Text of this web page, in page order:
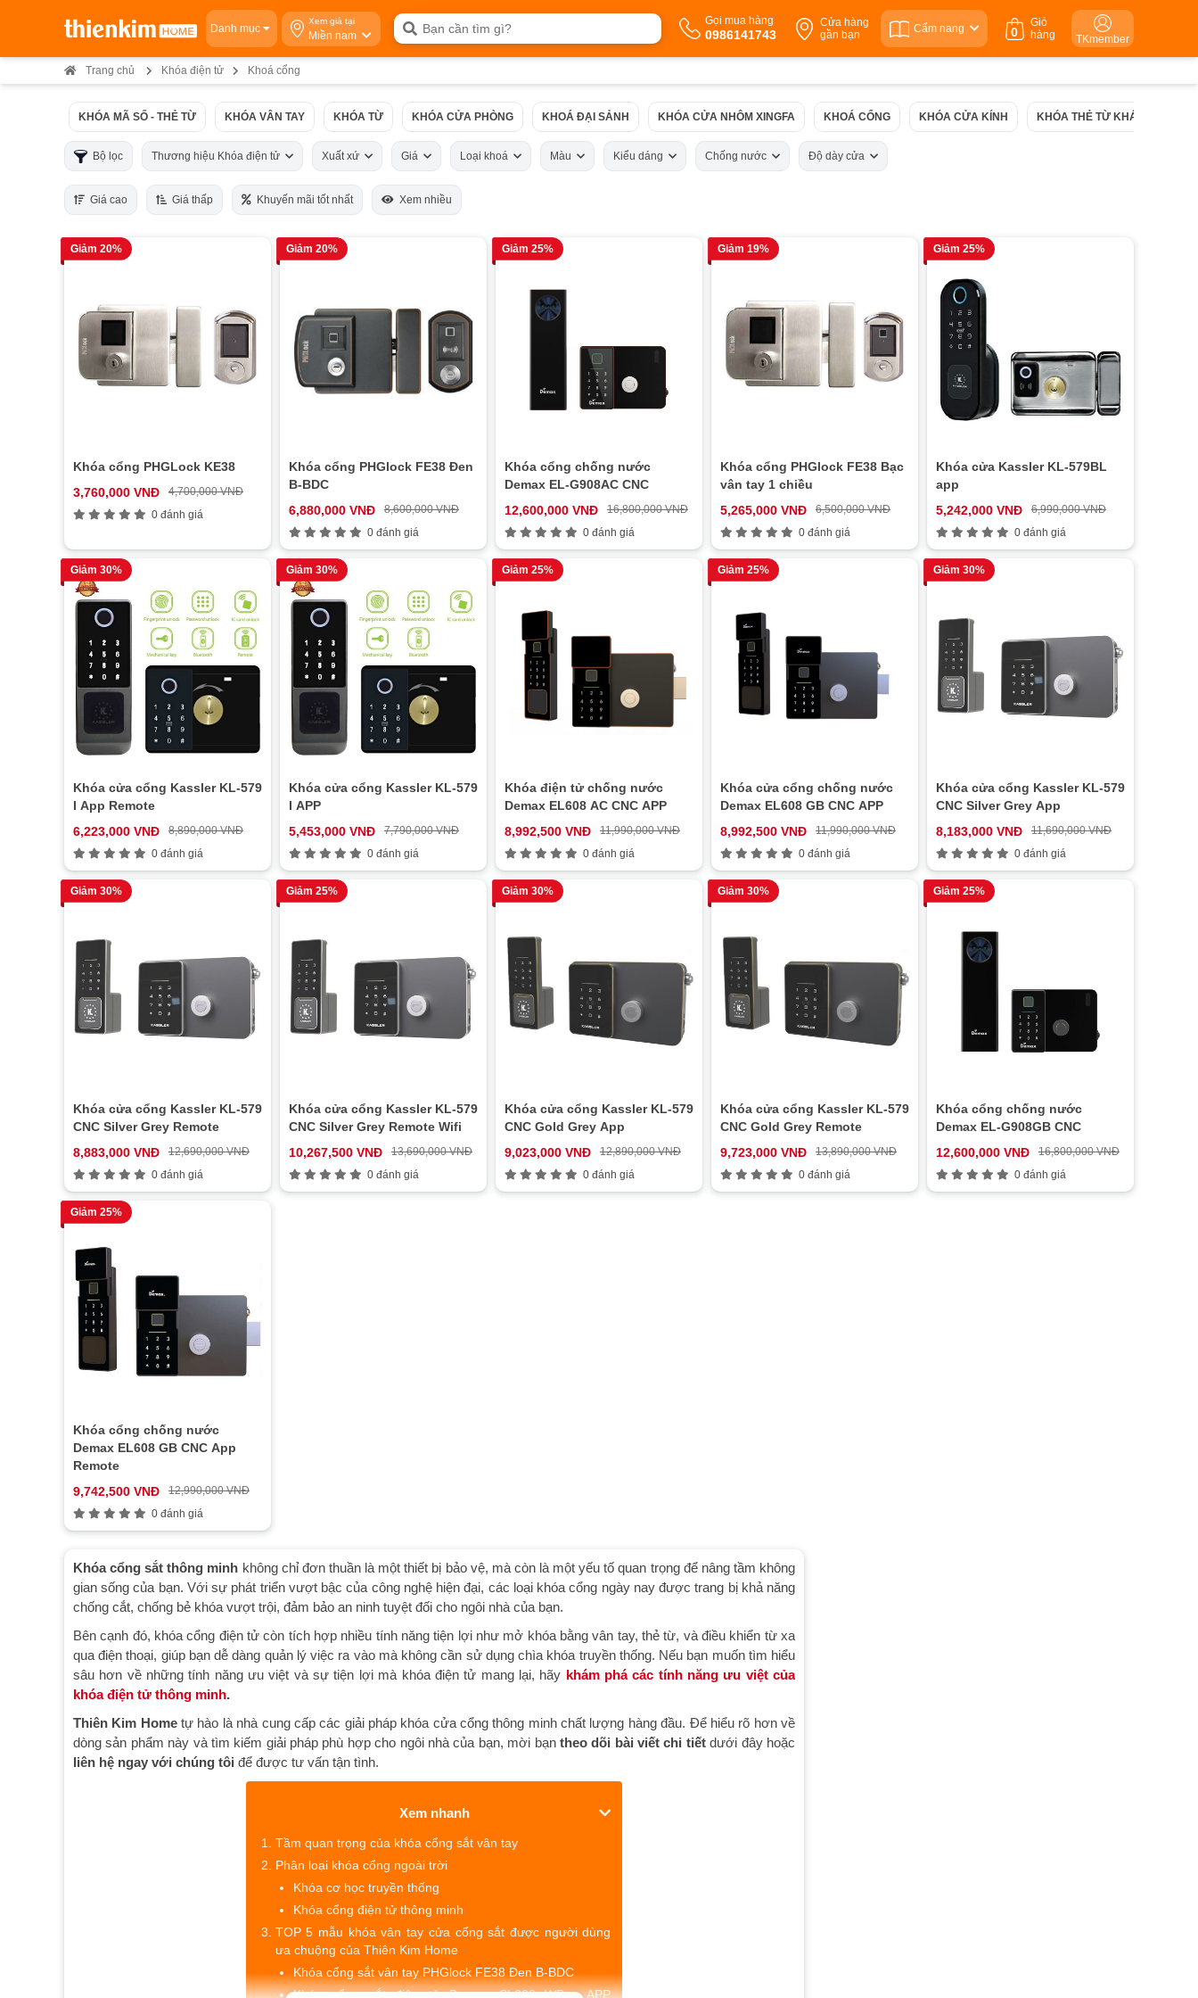
Danh mục
Xem giá tại
Miền nam
Gọi mua hàng
0986141743
Cửa hàng
gần bạn
Cẩm nang
Giỏ
hàng
0 TKmember
Trang chủ Khóa điện tử Khoá cổng
KHÓA MÃ SỐ - THẺ TỪ KHÓA VÂN TAY KHÓA TỪ KHÓA CỬA PHÒNG KHOÁ ĐẠI SẢNH KHÓA CỬA NHÔM XINGFA KHOÁ CỔNG KHÓA CỬA KÍNH KHÓA THẺ TỪ KHÁCH SẠN
Bộ lọc Thương hiệu Khóa điện tử Xuất xứ Giá Loại khoá Màu Kiểu dáng Chống nước Độ dày cửa
Giá cao Giá thấp Khuyến mãi tốt nhất Xem nhiều
Giảm 20%
Khóa cổng PHGLock KE38
3,760,000 VNĐ
4,700,000 VNĐ
0 đánh giá
Giảm 20%
Khóa cổng PHGlock FE38 Đen
B-BDC
6,880,000 VNĐ
8,600,000 VNĐ
0 đánh giá
Giảm 25%
Khóa cổng chống nước
Demax EL-G908AC CNC
12,600,000 VNĐ
16,800,000 VNĐ
0 đánh giá
Giảm 19%
Khóa cổng PHGlock FE38 Bạc
vân tay 1 chiều
5,265,000 VNĐ
6,500,000 VNĐ
0 đánh giá
Giảm 25%
Khóa cửa Kassler KL-579BL
app
5,242,000 VNĐ
6,990,000 VNĐ
0 đánh giá
Giảm 30%
Khóa cửa cổng Kassler KL-579
I App Remote
6,223,000 VNĐ
8,890,000 VNĐ
0 đánh giá
Giảm 30%
Khóa cửa cổng Kassler KL-579
I APP
5,453,000 VNĐ
7,790,000 VNĐ
0 đánh giá
Giảm 25%
Khóa điện tử chống nước
Demax EL608 AC CNC APP
8,992,500 VNĐ
11,990,000 VNĐ
0 đánh giá
Giảm 25%
Khóa cửa cổng chống nước
Demax EL608 GB CNC APP
8,992,500 VNĐ
11,990,000 VNĐ
0 đánh giá
Giảm 30%
Khóa cửa cổng Kassler KL-579
CNC Silver Grey App
8,183,000 VNĐ
11,690,000 VNĐ
0 đánh giá
Giảm 30%
Khóa cửa cổng Kassler KL-579
CNC Silver Grey Remote
8,883,000 VNĐ
12,690,000 VNĐ
0 đánh giá
Giảm 25%
Khóa cửa cổng Kassler KL-579
CNC Silver Grey Remote Wifi
10,267,500 VNĐ
13,690,000 VNĐ
0 đánh giá
Giảm 30%
Khóa cửa cổng Kassler KL-579
CNC Gold Grey App
9,023,000 VNĐ
12,890,000 VNĐ
0 đánh giá
Giảm 30%
Khóa cửa cổng Kassler KL-579
CNC Gold Grey Remote
9,723,000 VNĐ
13,890,000 VNĐ
0 đánh giá
Giảm 25%
Khóa cổng chống nước
Demax EL-G908GB CNC
12,600,000 VNĐ
16,800,000 VNĐ
0 đánh giá
Giảm 25%
Khóa cổng chống nước
Demax EL608 GB CNC App
Remote
9,742,500 VNĐ
12,990,000 VNĐ
0 đánh giá
Khóa cổng sắt thông minh không chỉ đơn thuần là một thiết bị bảo vệ, mà còn là một yếu tố quan trọng để nâng tầm không
gian sống của bạn. Với sự phát triển vượt bậc của công nghệ hiện đại, các loại khóa cổng ngày nay được trang bị khả năng
chống cắt, chống bẻ khóa vượt trội, đảm bảo an ninh tuyệt đối cho ngôi nhà của bạn.
Bên cạnh đó, khóa cổng điện tử còn tích hợp nhiều tính năng tiện lợi như mở khóa bằng vân tay, thẻ từ, và điều khiển từ xa
qua điện thoại, giúp bạn dễ dàng quản lý việc ra vào mà không cần sử dụng chìa khóa truyền thống. Nếu bạn muốn tìm hiểu
sâu hơn về những tính năng ưu việt và sự tiện lợi mà khóa điện tử mang lại, hãy khám phá các tính năng ưu việt của
khóa điện tử thông minh.
Thiên Kim Hometự hào là nhà cung cấp các giải pháp khóa cửa cổng thông minh chất lượng hàng đầu. Để hiểu rõ hơn về
dòng sản phẩm này và tìm kiếm giải pháp phù hợp cho ngôi nhà của bạn, mời bạn theo dõi bài viết chi tiếtdưới đây hoặc
liên hệ ngay với chúng tôi để được tư vấn tận tình.
Xem nhanh
Tầm quan trọng của khóa cổng sắt vân tay
Phân loại khóa cổng ngoài trời
Khóa cơ học truyền thống
Khóa cổng điện tử thông minh
TOP 5 mẫu khóa vân tay cửa cổng sắt được người dùng
ưa chuộng của Thiên Kim Home
Khóa cổng sắt vân tay PHGlock FE38 Đen B-BDC
Khóa cổng sắt điện tử Demax SL602 WP - APP